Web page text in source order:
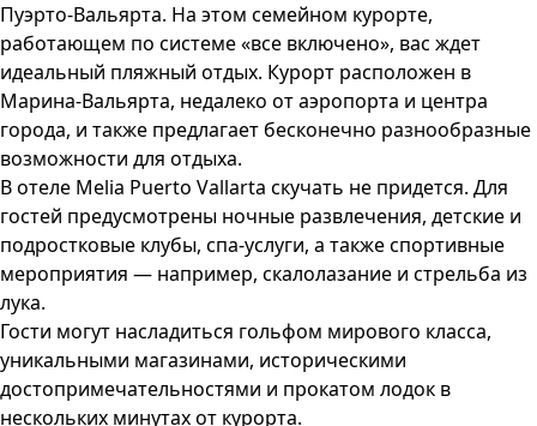
Пуэрто-Вальярта. На этом семейном курорте,
работающем по системе «все включено», вас ждет
идеальный пляжный отдых. Курорт расположен в
Марина-Вальярта, недалеко от аэропорта и центра
города, и также предлагает бесконечно разнообразные
возможности для отдыха.
В отеле Melia Puerto Vallarta скучать не придется. Для
гостей предусмотрены ночные развлечения, детские и
подростковые клубы, спа-услуги, а также спортивные
мероприятия — например, скалолазание и стрельба из
лука.
Гости могут насладиться гольфом мирового класса,
уникальными магазинами, историческими
достопримечательностями и прокатом лодок в
нескольких минутах от курорта.